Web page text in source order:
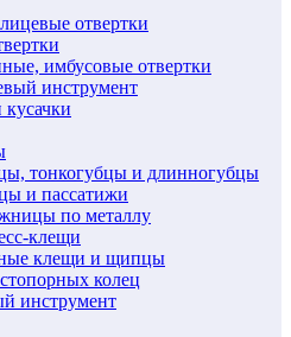
отвертки
имбусовые отвертки
инструмент
кусачки
тонкогубцы и длинногубцы
и пассатижи
по металлу
клещи
клещи и щипцы
колец
инструмент